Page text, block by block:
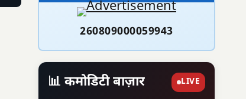
260809000059943
📊 कमोडिटी बाज़ार LIVE